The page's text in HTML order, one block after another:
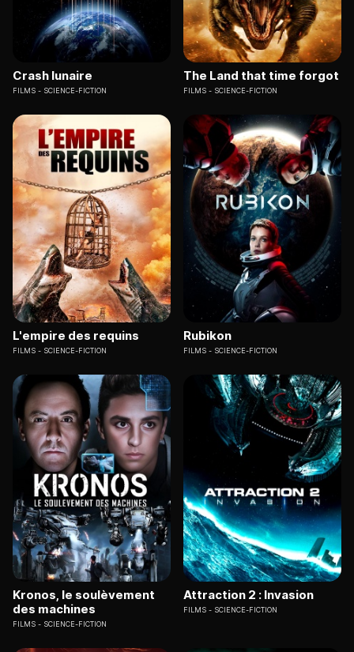
Crash lunaire
FILMS SCIENCE-FICTION
The Land that time forgot
FILMS SCIENCE-FICTION
L'empire des requins
FILMS SCIENCE-FICTION
Rubikon
FILMS SCIENCE-FICTION
Kronos, le soulèvement
des machines
FILMS SCIENCE-FICTION
Attraction 2 : Invasion
FILMS SCIENCE-FICTION